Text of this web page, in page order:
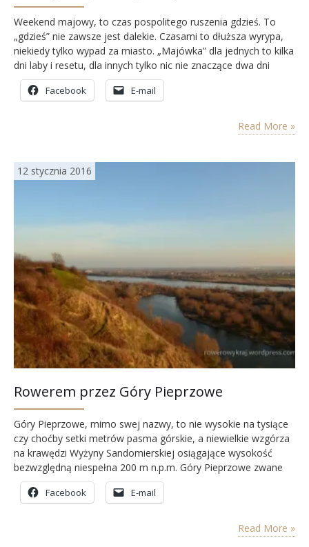
Weekend majowy, to czas pospolitego ruszenia gdzieś. To
„gdzieś” nie zawsze jest dalekie. Czasami to dłuższa wyrypa,
niekiedy tylko wypad za miasto. „Majówka” dla jednych to kilka
dni laby i resetu, dla innych tylko nic nie znaczące dwa dni
wolnego, które nie zawsze mają ochotę celebrować. Tak czy
siak, czerwona kartka w kalendarzu 1 i 3 maja zobowiązuje. I
Facebook E-mail
Read More »
12 stycznia 2016
Rowerem przez Góry Pieprzowe
Góry Pieprzowe, mimo swej nazwy, to nie wysokie na tysiące
czy choćby setki metrów pasma górskie, a niewielkie wzgórza
na krawędzi Wyżyny Sandomierskiej osiągające wysokość
bezwzględną niespełna 200 m n.p.m. Góry Pieprzowe zwane
także Pieprzówkami rozciągają się na kilkukilometrowym
odcinku w okolicach Sandomierza, pomiędzy wsiami Kamień
Facebook E-mail
Read More »